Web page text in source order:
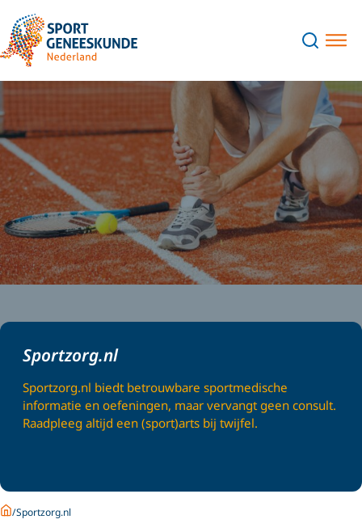
Sportzorg.nl
Sportzorg.nl biedt betrouwbare sportmedische
informatie en oefeningen, maar vervangt geen consult.
Raadpleeg altijd een (sport)arts bij twijfel.
HomeSportzorg.nl